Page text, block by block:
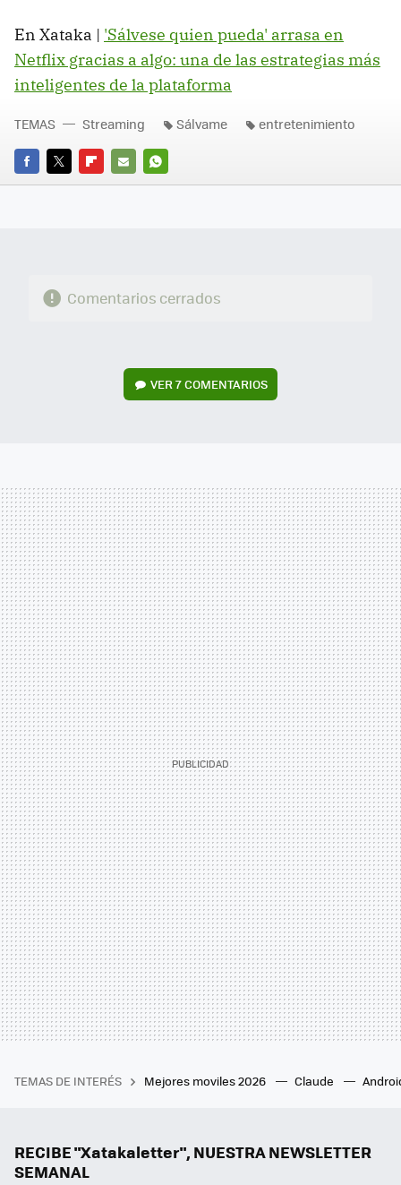
En Xataka | 'Sálvese quien pueda' arrasa en
Netflix gracias a algo: una de las estrategias más
inteligentes de la plataforma
FACEBOOK
TWITTERFLIPBOARD
E-
WHATSAPP
TEMAS Streaming Sálvame entretenimiento
Comentarios cerrados
VER7 COMENTARIOS
TEMAS DE INTERÉS Mejores moviles 2026 Claude
RECIBE "Xatakaletter", NUESTRA NEWSLETTER
SEMANAL